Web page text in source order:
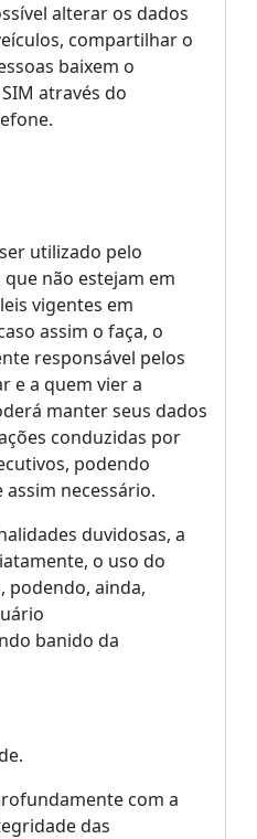
alterar os dados
compartilhar o
baixem o
através do
utilizado pelo
não estejam em
vigentes em
assim o faça, o
responsável pelos
e a quem vier a
manter seus dados
conduzidas por
podendo
necessário.
duvidosas, a
o uso do
podendo, ainda,
banido da
com a
das